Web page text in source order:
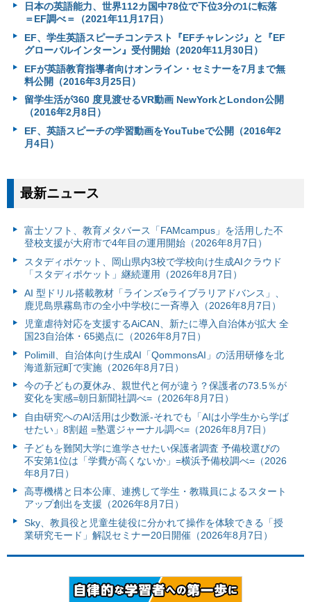
日本の英語能力、世界112カ国中78位で下位3分の1に転落
＝EF調べ＝（2021年11月17日）
EF、学生英語スピーチコンテスト『EFチャレンジ』と『EF
グローバルインターン』受付開始（2020年11月30日）
EFが英語教育指導者向けオンライン・セミナーを7月まで無
料公開（2016年3月25日）
留学生活が360 度見渡せるVR動画 NewYorkとLondon公開
（2016年2月8日）
EF、英語スピーチの学習動画をYouTubeで公開（2016年2
月4日）
最新ニュース
富⼠ソフト、教育メタバース「FAMcampus」を活用した不
登校支援が大府市で4年目の運用開始（2026年8月7日）
スタディポケット、岡山県内3校で学校向け生成AIクラウド
「スタディポケット」継続運用（2026年8月7日）
AI 型ドリル搭載教材「ラインズeライブラリアドバンス」、
鹿児島県霧島市の全小中学校に一斉導入（2026年8月7日）
児童虐待対応を支援するAiCAN、新たに導入自治体が拡大 全
国23自治体・65拠点に（2026年8月7日）
Polimill、自治体向け生成AI「QommonsAI」の活用研修を北
海道新冠町で実施（2026年8月7日）
今の子どもの夏休み、親世代と何が違う？保護者の73.5％が
変化を実感=朝日新聞社調べ=（2026年8月7日）
自由研究へのAI活用は少数派-それでも「AIは小学生から学ば
せたい」8割超 =塾選ジャーナル調べ=（2026年8月7日）
子どもを難関大学に進学させたい保護者調査 予備校選びの
不安第1位は「学費が高くないか」=横浜予備校調べ=（2026
年8月7日）
高専機構と日本公庫、連携して学生・教職員によるスタート
アップ創出を支援（2026年8月7日）
Sky、教員役と児童生徒役に分かれて操作を体験できる「授
業研究モード」解説セミナー20日開催（2026年8月7日）